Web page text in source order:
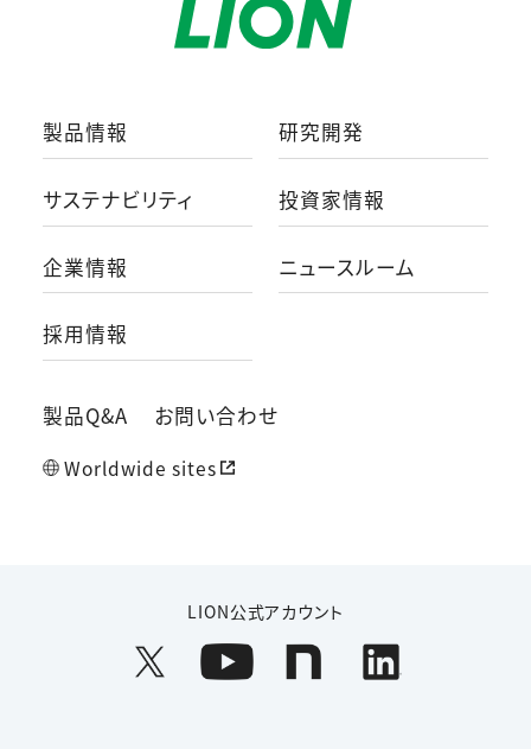
製品情報 研究開発
サステナビリティ 投資家情報
企業情報 ニュースルーム
採用情報
製品Q&A お問い合わせ
Worldwide sites
LION公式アカウント